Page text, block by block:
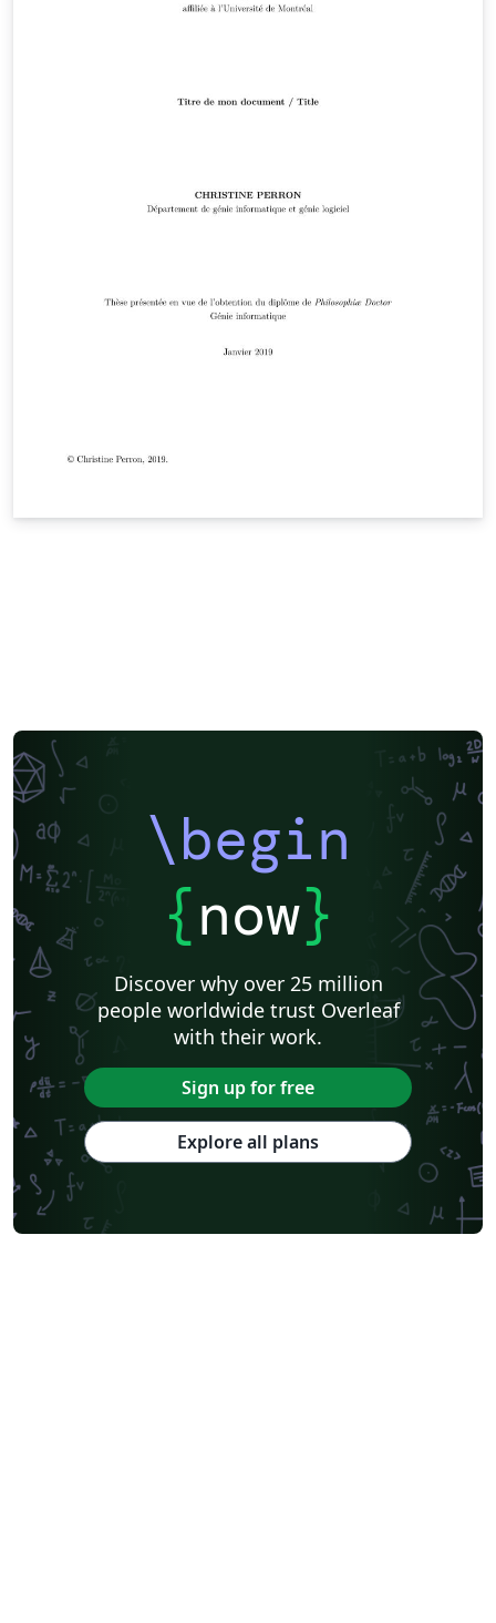
\begin
{now}
Discover why over 25 million
people worldwide trust Overleaf
with their work.
Sign up for free
Explore all plans